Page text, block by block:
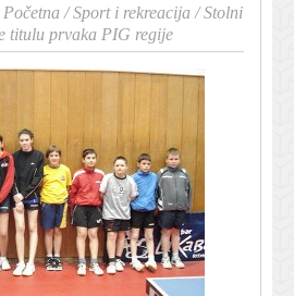
Početna /Sport i rekreacija /Stolni
titulu prvaka PIG regije